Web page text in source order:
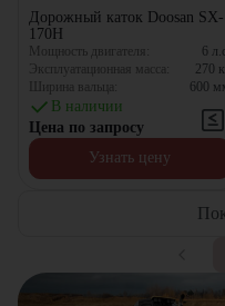
Дорожный каток Doosan SX-
170H
Мощность двигателя: 6
Эксплуатационная масса:
270
Ширина вальца:
600
В наличии
Цена по запросу
Узнать цену